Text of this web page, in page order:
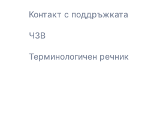
Контакт с поддръжката
ЧЗВ
Терминологичен речник